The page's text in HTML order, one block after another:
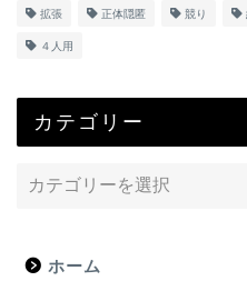
拡張 正体隠匿 競り
４人用
カテゴリー
ホーム